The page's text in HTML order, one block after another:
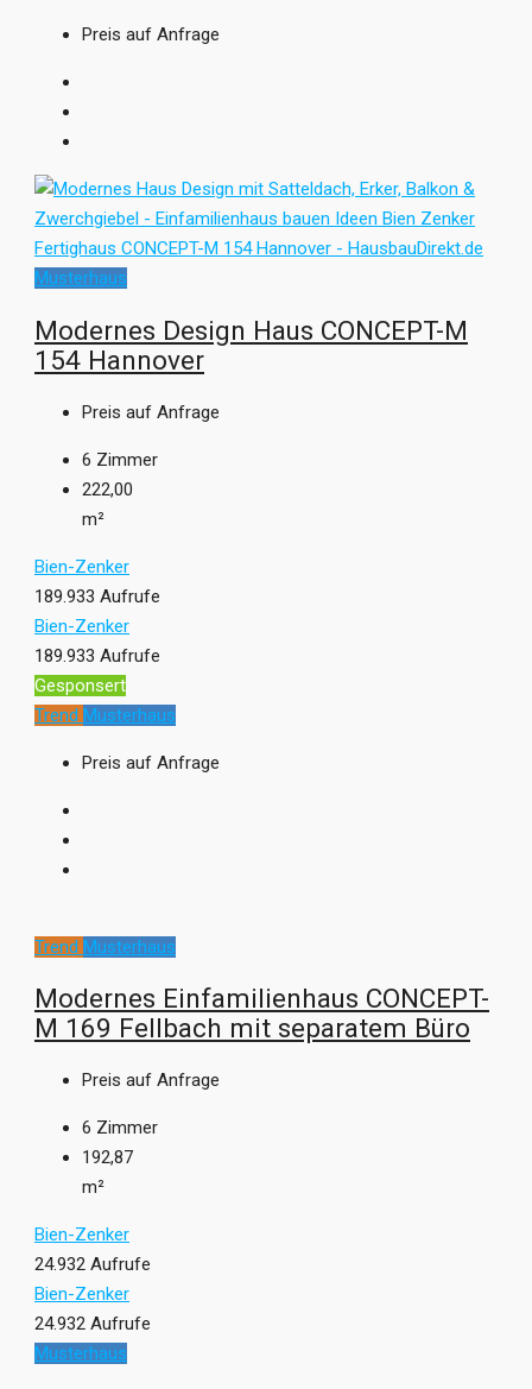
Preis auf Anfrage
Musterhaus
Modernes Design Haus CONCEPT-M
154 Hannover
Preis auf Anfrage
6 Zimmer
222,00
m²
Bien-Zenker
189.933 Aufrufe
Bien-Zenker
189.933 Aufrufe
Gesponsert
Trend Musterhaus
Preis auf Anfrage
Trend Musterhaus
Modernes Einfamilienhaus CONCEPT-
M 169 Fellbach mit separatem Büro
Preis auf Anfrage
6 Zimmer
192,87
m²
Bien-Zenker
24.932 Aufrufe
Bien-Zenker
24.932 Aufrufe
Musterhaus